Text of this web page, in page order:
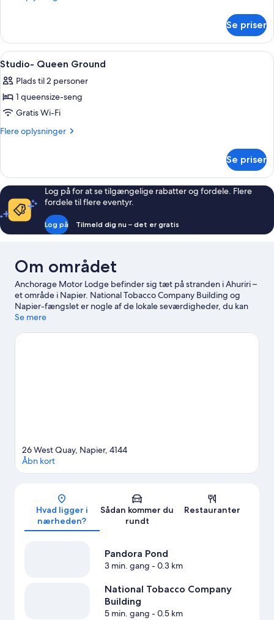
Accessible
1
Queen
Bed,
Se priser
Indlæs
alle
billeder
af
Studio-
Queen
Et hotelværelse med en stor seng,
4
Studio- Queen Ground
Plads til 2 personer
1 queensize-seng
Gratis Wi-Fi
Flere oplysninger
Flere
Queen
Ground
Se priser
Log på for at se tilgængelige rabatter og fordele. Flere
fordele til flere eventyr.
Log på Tilmeld dig nu – det er gratis
Om området
Anchorage Motor Lodge befinder sig tæt på stranden i Ahuriri –
et område i Napier. National Tobacco Company Building og
Napier-fængslet er nogle af de lokale seværdigheder, du kan
opleve. Er du mere interesseret i at udforske naturen, kan du
event eller en sportbegivenhed under din rejse? Se, hvad
Se mere
Kort
26 West Quay, Napier, 4144
Åbn kort
Hvad ligger i
nærheden?
Sådan kommer du
rundt
Restauranter
Pandora Pond
3 min. gang - 0.3 km
National Tobacco Company
Building
5 min. gang - 0.5 km